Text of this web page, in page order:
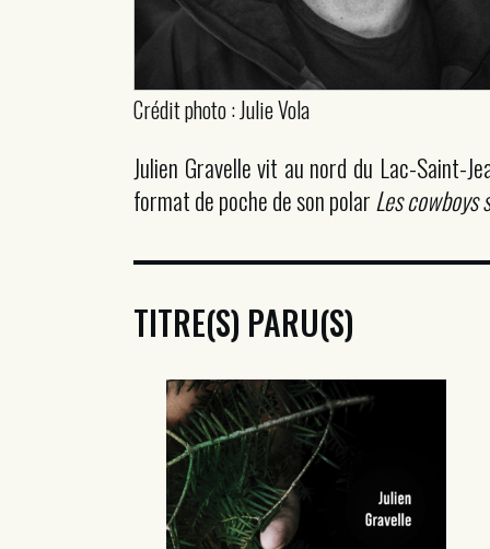
Crédit photo : Julie Vola
Julien Gravelle vit au nord du Lac-Saint-
format de poche de son polar Les cowboys
TITRE(S) PARU(S)